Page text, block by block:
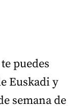
puedes
Euskadi y
semana de